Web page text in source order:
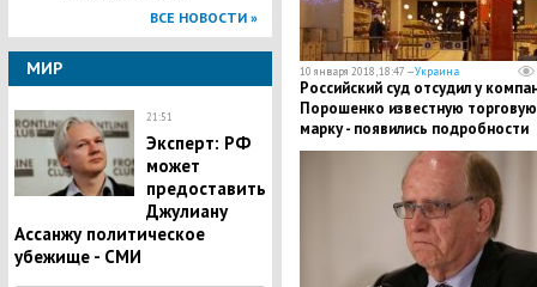
ВСЕ НОВОСТИ »
МИР
21:51
Эксперт: РФ
может
предоставить
Джулиану
Ассанжу политическое
убежище - СМИ
10 января 2018, 18:47 —Украина
Российский суд отсудил у
Пopoшенко известную тopговую
мapкy - появились подробности